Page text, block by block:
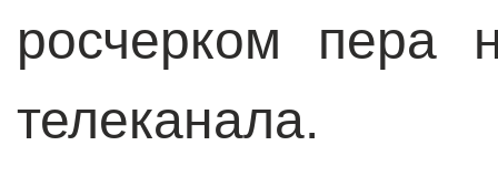
росчерком пера
телеканала.